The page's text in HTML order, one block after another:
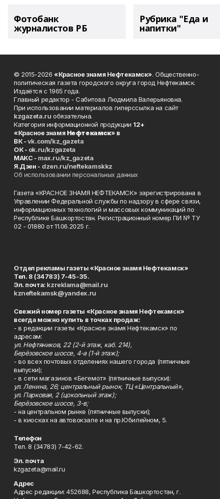
Фотобанк
журналистов РБ
Рубрика "Еда и
напитки"
© 2015-2026 «Красное знамя Нефтекамск». Общественно-
политическая газета городского округа город Нефтекамск.
Издаётся с 1965 года.
Главный редактор - Сабитова Людмила Валерьяновна.
При использовании материалов гиперссылка на сайт
kzgazeta.ru обязательна.
Категория информационной продукции 12+
«Красное знамя Нефтекамск» в
ВК -vk.com/kz_gazeta
ОК - ok.ru/kzgazeta
MAKC - max.ru/kz_gazeta
Я.Дзен - dzen.ru/neftekamskkz
Об использовании персональных данных
Газета «КРАСНОЕ ЗНАМЯ НЕФТЕКАМСК» зарегистрирована в
Управлении Федеральной службы по надзору в сфере связи,
информационных технологий и массовых коммуникаций по
Республике Башкортостан. Регистрационный номер ПИ № ТУ
02 - 01880 от 11.06.2025 г.
Отдел рекламы газеты «Красное знамя Нефтекамск»
Тел. 8 (34783) 7-45-35.
Эл. почта: kzreklama@mail.ru
kzneftekamsk@yandex.ru
Свежий номер газеты «Красное знамя Нефтекамск»
всегда можно купить в точках продаж:
- в редакции газеты «Красное знамя Нефтекамск» по
адресам:
ул. Нефтяников, 22 (2-й этаж, каб. 214),
Берёзовское шоссе, 4-а (1-й этаж);
- во всех почтовых отделениях нашего города (пятничные
выпуски);
- в сети магазинов «Бегемот» (пятничные выпуски):
ул. Ленина, 26; центральный рынок, ТЦ «Центральный»,
ул. Парковая, 2 (цокольный этаж);
Берёзовское шоссе, 3-в;
- на центральном рынке (пятничные выпуски);
- в киосках на автовокзале и на пр.Юбилейном, 5.
Телефон
Тел. 8 (34783) 7-42-62.
Эл. почта
kzgazeta@mail.ru
Адрес
Адрес редакции: 452688, Республика Башкортостан, г.